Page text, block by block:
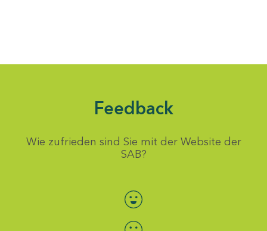
Feedback
Wie zufrieden sind Sie mit der Website der
SAB?
Bewertung auswählen